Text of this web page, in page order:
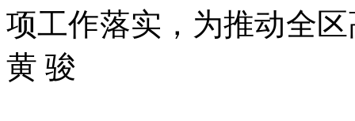
项工作落实，为推动全
黄 骏